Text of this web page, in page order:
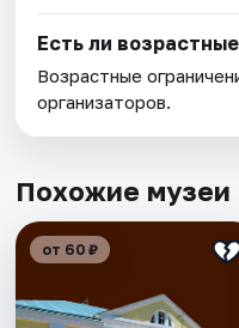
Есть ли
Возрастные
организаторов.
Похожие музеи
от 60 ₽